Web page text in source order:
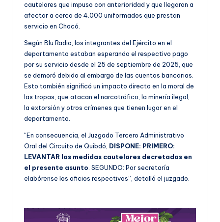
cautelares que impuso con anterioridad y que llegaron a
afectar a cerca de 4.000 uniformados que prestan
servicio en Chocó.
Según Blu Radio, los integrantes del Ejército en el
departamento estaban esperando el respectivo pago
por su servicio desde el 25 de septiembre de 2025, que
se demoró debido al embargo de las cuentas bancarias.
Esto también significó un impacto directo en la moral de
las tropas, que atacan el narcotráfico, la minería ilegal,
la extorsión y otros crímenes que tienen lugar en el
departamento.
“En consecuencia, el Juzgado Tercero Administrativo
Oral del Circuito de Quibdó, DISPONE: PRIMERO:
LEVANTAR las medidas cautelares decretadas en
el presente asunto . SEGUNDO: Por secretaría
elabórense los oficios respectivos”, detalló el juzgado.